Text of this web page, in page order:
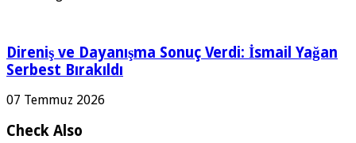
Direniş ve Dayanışma Sonuç Verdi: İsmail Yağan
Serbest Bırakıldı
07 Temmuz 2026
Check Also